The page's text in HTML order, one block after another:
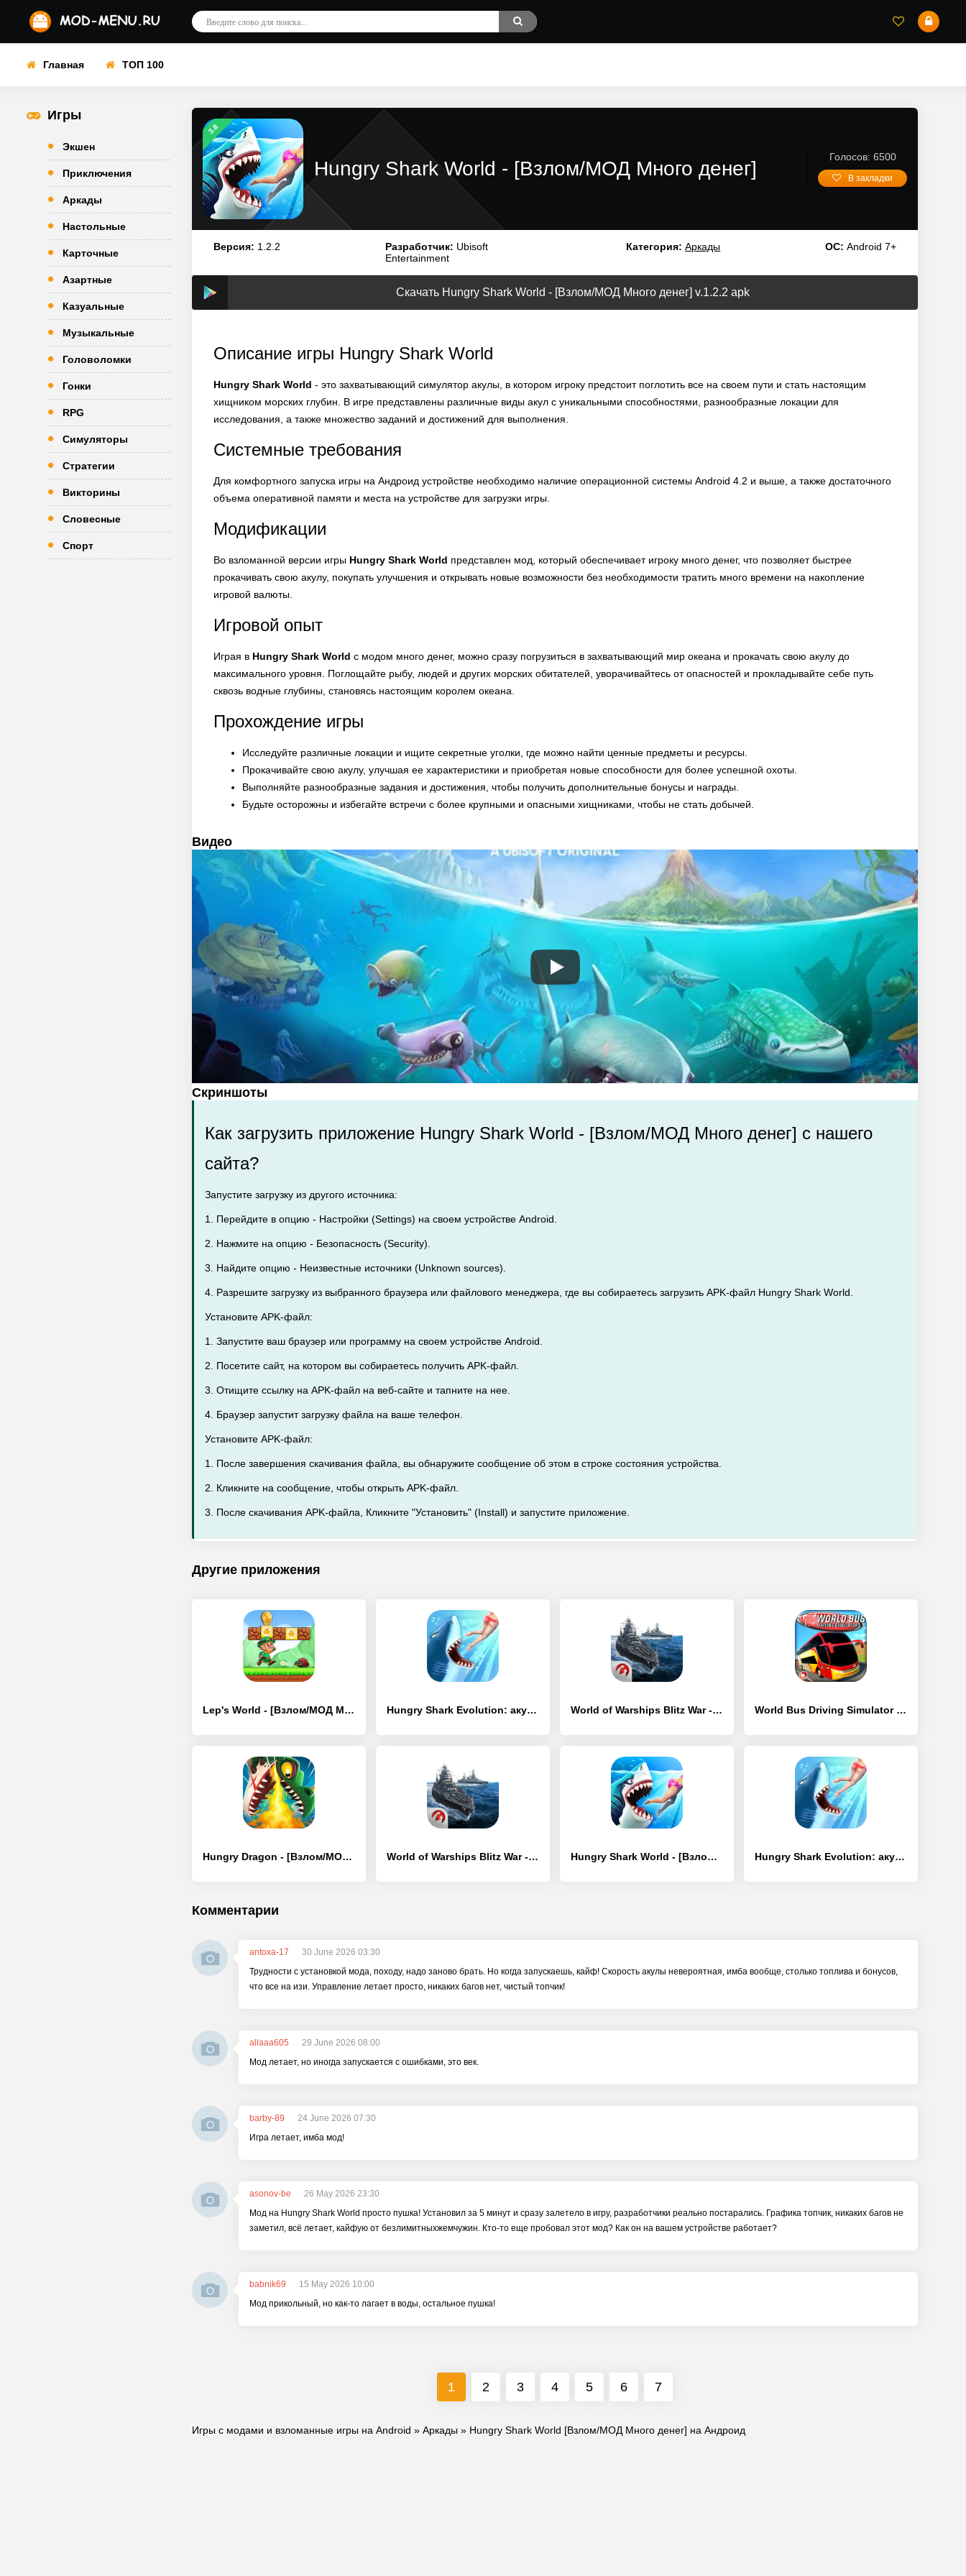
Главная ТОП 100
Игры
Экшен
Приключения
Аркады
Настольные
Карточные
Азартные
Казуальные
Музыкальные
Головоломки
Гонки
RPG
Симуляторы
Стратегии
Викторины
Словесные
Спорт
3.8
Hungry Shark World - [Взлом/МОД Много денег]
Голосов: 6500
В закладки
Версия: 1.2.2 Разработчик: Ubisoft
Entertainment
Категория: Аркады ОС: Android 7+
Скачать Hungry Shark World - [Взлом/МОД Много денег] v.1.2.2 apk
Описание игры Hungry Shark World
Hungry Shark World - это захватывающий симулятор акулы, в котором игроку предстоит поглотить все на своем пути и стать настоящим
хищником морских глубин. В игре представлены различные виды акул с уникальными способностями, разнообразные локации для
исследования, а также множество заданий и достижений для выполнения.
Системные требования
Для комфортного запуска игры на Андроид устройстве необходимо наличие операционной системы Android 4.2 и выше, а также достаточного
объема оперативной памяти и места на устройстве для загрузки игры.
Модификации
Во взломанной версии игры Hungry Shark World представлен мод, который обеспечивает игроку много денег, что позволяет быстрее
прокачивать свою акулу, покупать улучшения и открывать новые возможности без необходимости тратить много времени на накопление
игровой валюты.
Игровой опыт
Играя в Hungry Shark World с модом много денег, можно сразу погрузиться в захватывающий мир океана и прокачать свою акулу до
максимального уровня. Поглощайте рыбу, людей и других морских обитателей, уворачивайтесь от опасностей и прокладывайте себе путь
сквозь водные глубины, становясь настоящим королем океана.
Прохождение игры
Исследуйте различные локации и ищите секретные уголки, где можно найти ценные предметы и ресурсы.
Прокачивайте свою акулу, улучшая ее характеристики и приобретая новые способности для более успешной охоты.
Выполняйте разнообразные задания и достижения, чтобы получить дополнительные бонусы и награды.
Будьте осторожны и избегайте встречи с более крупными и опасными хищниками, чтобы не стать добычей.
Видео
Скриншоты
Как загрузить приложение Hungry Shark World - [Взлом/МОД Много денег] с нашего
сайта?
Запустите загрузку из другого источника:
1. Перейдите в опцию - Настройки (Settings) на своем устройстве Android.
2. Нажмите на опцию - Безопасность (Security).
3. Найдите опцию - Неизвестные источники (Unknown sources).
4. Разрешите загрузку из выбранного браузера или файлового менеджера, где вы собираетесь загрузить APK-файл Hungry Shark World.
Установите APK-файл:
1. Запустите ваш браузер или программу на своем устройстве Android.
2. Посетите сайт, на котором вы собираетесь получить APK-файл.
3. Отищите ссылку на APK-файл на веб-сайте и тапните на нее.
4. Браузер запустит загрузку файла на ваше телефон.
Установите APK-файл:
1. После завершения скачивания файла, вы обнаружите сообщение об этом в строке состояния устройства.
2. Кликните на сообщение, чтобы открыть APK-файл.
3. После скачивания APK-файла, Кликните "Установить" (Install) и запустите приложение.
Другие приложения
Lep's World - [Взлом/МОД Много денег] Hungry Shark Evolution: акула - [Взлом/МОД Unlocked] World of Warships Blitz War - [Взлом/МОД Все открыто] World Bus Driving Simulator - [Взлом/МОД Много денег]
Hungry Dragon - [Взлом/МОД Unlocked] World of Warships Blitz War - [Взлом/МОД Бесконечные деньги] Hungry Shark World - [Взлом/МОД Много денег] Hungry Shark Evolution: акула - [Взлом/МОД Unlocked]
Комментарии
antoxa-17
30 June 2026 03:30
Трудности с установкой мода, походу, надо заново брать. Но когда запускаешь, кайф! Скорость акулы невероятная, имба вообще, столько топлива и бонусов,
что все на изи. Управление летает просто, никаких багов нет, чистый топчик!
allaaa605
29 June 2026 08:00
Мод летает, но иногда запускается с ошибками, это век.
barby-89
24 June 2026 07:30
Игра летает, имба мод!
asonov-be
26 May 2026 23:30
Мод на Hungry Shark World просто пушка! Установил за 5 минут и сразу залетело в игру, разработчики реально постарались. Графика топчик, никаких багов не
заметил, всё летает, кайфую от безлимитныхжемчужин. Кто-то еще пробовал этот мод? Как он на вашем устройстве работает?
babnik69
15 May 2026 10:00
Мод прикольный, но как-то лагает в воды, остальное пушка!
1 2 3 4 5 6 7
Игры с модами и взломанные игры на Android » Аркады » Hungry Shark World [Взлом/МОД Много денег] на Андроид